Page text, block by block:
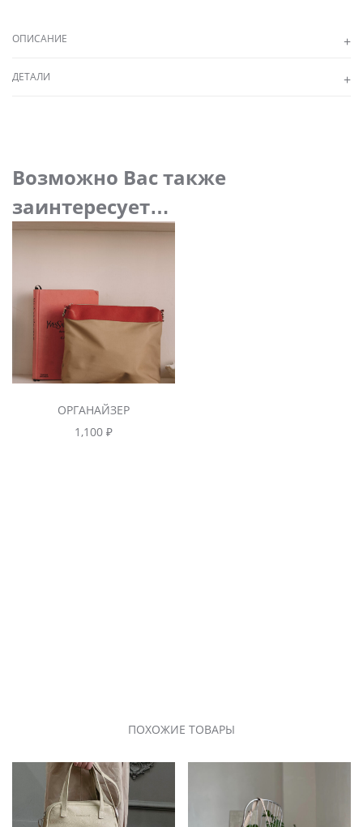
ОПИСАНИЕ
ДЕТАЛИ
Возможно Вас также
заинтересует…
ОРГАНАЙЗЕР
1,100 ₽
ПОХОЖИЕ ТОВАРЫ